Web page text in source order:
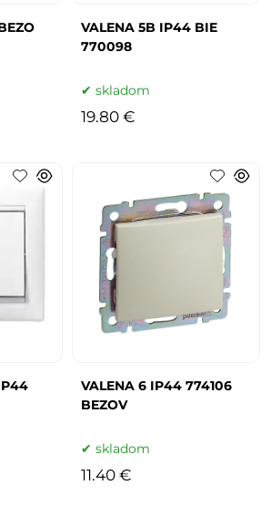
VALENA 5B IP44 BIE
770098
skladom
19.80 €
VALENA 6 IP44 774106
BEZOV
skladom
11.40 €